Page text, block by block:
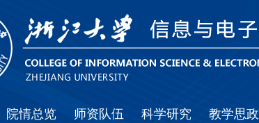
院情总览 师资队伍 科学研究 教学思政